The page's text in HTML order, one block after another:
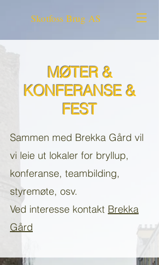
Skotfoss Brug AS
MØTER &
KONFERANSE &
FEST
Sammen med Brekka Gård vil
vi leie ut lokaler for bryllup,
konferanse, teambilding,
styremøte, osv.
Ved interesse kontakt Brekka
Gård